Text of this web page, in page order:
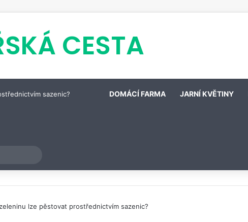
CESTA
sazenic? DOMÁCÍ FARMA JARNÍ KVĚTINY
for
lze pěstovat prostřednictvím sazenic?